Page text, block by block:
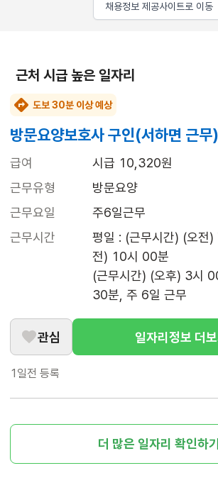
채용정보 제공사이트로 이동
근처 시급 높은 일자리
도보 30분 이상 예상
방문요양보호사 구인(서하면 근무)
급여
시급 10,320원
근무유형
방문요양
근무요일
주6일근무
근무시간
평일 : (근무시간) (오전
전) 10시 00분
(근무시간) (오후) 3시
30분, 주 6일 근무
관심 일자리정보 더
1일전 등록
더 많은 일자리 확인하기